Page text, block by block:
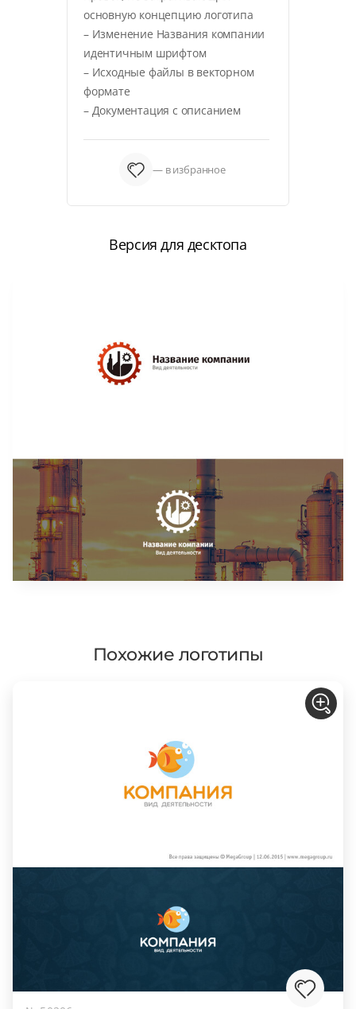
основную концепцию логотипа
– Изменение Названия компании
идентичным шрифтом
– Исходные файлы в векторном
формате
– Документация с описанием
— в избранное
Версия для десктопа
Похожие логотипы